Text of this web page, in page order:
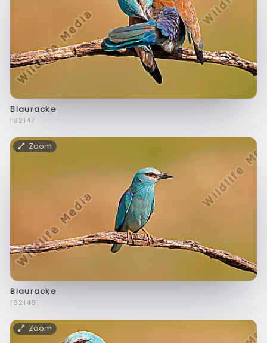
Blauracke
f82147
Zoom
Blauracke
f82148
Zoom